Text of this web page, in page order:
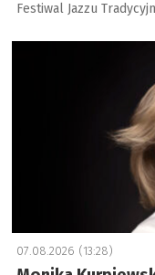
Festiwal Jazzu
a
07.08.2026 (13:28)